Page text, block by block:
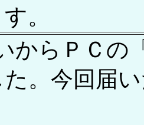
。
からＰＣの
。今回届